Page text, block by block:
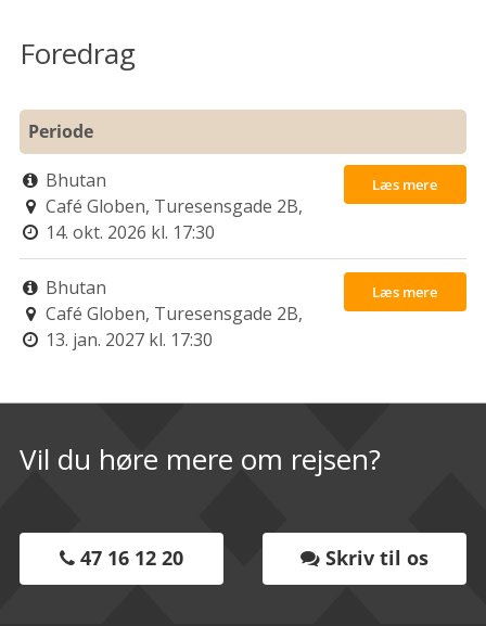
Foredrag
Periode
 Bhutan
 Café Globen, Turesensgade 2B,
1368 København K
 14. okt. 2026 kl. 17:30
Læs mere
 Bhutan
 Café Globen, Turesensgade 2B,
1368 København K
 13. jan. 2027 kl. 17:30
Læs mere
Vil du høre mere om rejsen?
 47 16 12 20  Skriv til os